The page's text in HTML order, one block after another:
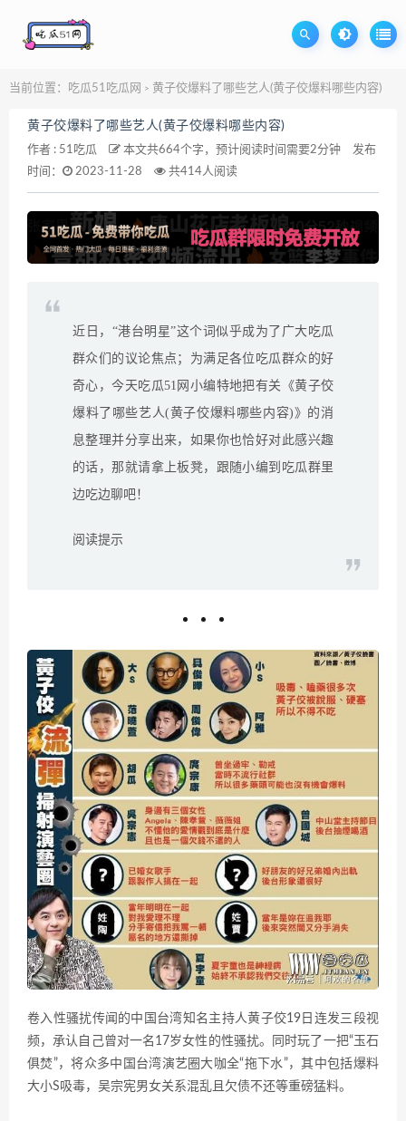
当前位置： 吃瓜51吃瓜网 > 黄子佼爆料了哪些艺人(黄子佼爆料哪些内容)
黄子佼爆料了哪些艺人(黄子佼爆料哪些内容)
作者 : 51吃瓜 本文共664个字，预计阅读时间需要2分钟
发布
时间：
2023-11-28 共414人阅读
近日，“港台明星”这个词似乎成为了广大吃瓜
群众们的议论焦点；为满足各位吃瓜群众的好
奇心，今天吃瓜51网小编特地把有关《黄子佼
爆料了哪些艺人(黄子佼爆料哪些内容)》的消
息整理并分享出来，如果你也恰好对此感兴趣
的话，那就请拿上板凳，跟随小编到吃瓜群里
边吃边聊吧！
阅读提示
卷入性骚扰传闻的中国台湾知名主持人黄子佼19日连发三段视
频，承认自己曾对一名17岁女性的性骚扰。同时玩了一把“玉石
俱焚”，将众多中国台湾演艺圈大咖全“拖下水”，其中包括爆料
大小S吸毒，吴宗宪男女关系混乱且欠债不还等重磅猛料。